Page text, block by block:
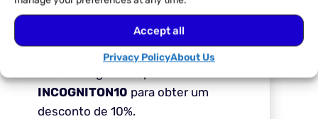
Accept all
Privacy PolicyAbout Us
tráfego sem restrições
Suporte ao protocolo
HTTP/SOCKS5
INCOGNITON10 para obter um
desconto de 10%.